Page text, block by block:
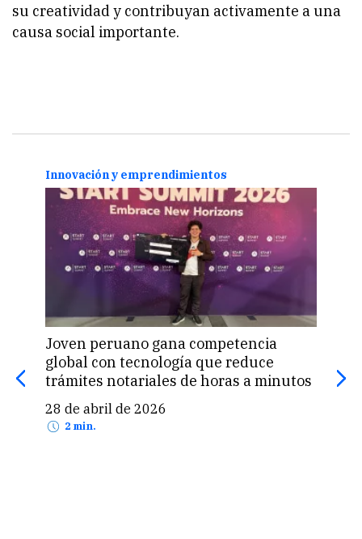
su creatividad y contribuyan activamente a una
causa social importante.
Innovación y emprendimientos
Joven peruano gana competencia
global con tecnología que reduce
trámites notariales de horas a minutos
28 de abril de 2026
2 min.